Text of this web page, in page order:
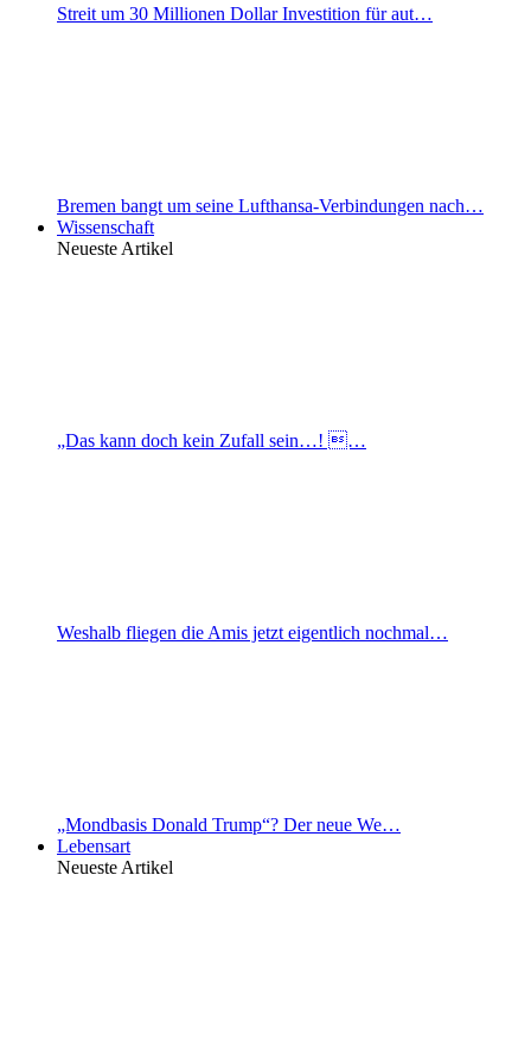
Streit um 30 Millionen Dollar Investition für aut…
Bremen bangt um seine Lufthansa-Verbindungen nach…
Wissenschaft
Neueste Artikel
„Das kann doch kein Zufall sein…! …
Weshalb fliegen die Amis jetzt eigentlich nochmal…
„Mondbasis Donald Trump“? Der neue We…
Lebensart
Neueste Artikel